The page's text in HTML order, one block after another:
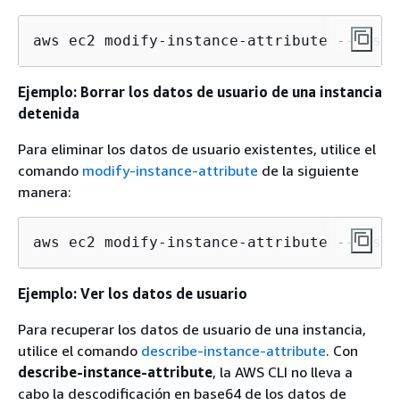
aws ec2 modify-instance-attribute --
Ejemplo: Borrar los datos de usuario de una instancia
detenida
Para eliminar los datos de usuario existentes, utilice el
comando modify-instance-attribute de la siguiente
manera:
aws ec2 modify-instance-attribute --
Ejemplo: Ver los datos de usuario
Para recuperar los datos de usuario de una instancia,
utilice el comando describe-instance-attribute. Con
describe-instance-attribute, la AWS CLI no lleva a
cabo la descodificación en base64 de los datos de